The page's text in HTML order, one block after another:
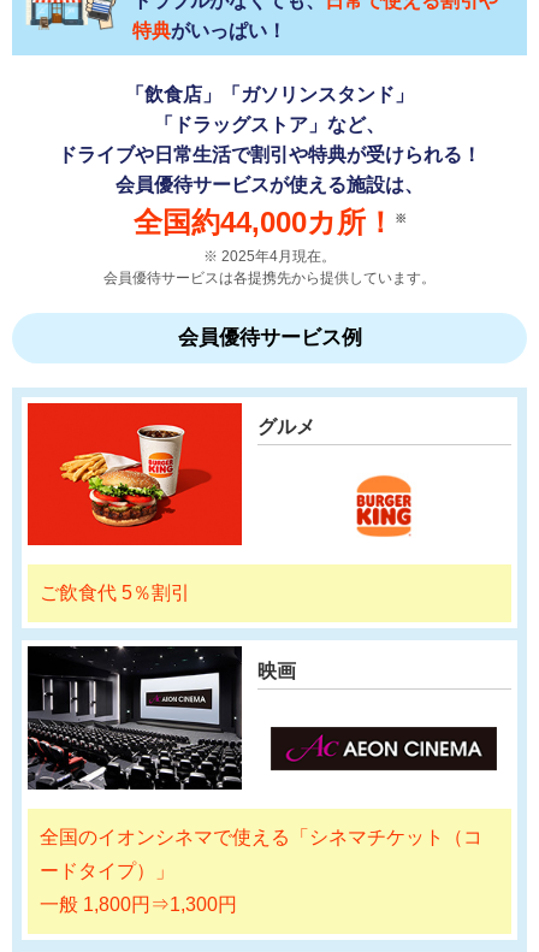
特典がいっぱい！
「飲食店」「ガソリンスタンド」
「ドラッグストア」など、
ドライブや日常生活で割引や特典が受けられる！
会員優待サービスが使える施設は、
全国約44,000カ所！ ※
2025年4月現在。
会員優待サービスは各提携先から提供しています。
会員優待サービス例
グルメ
ご飲食代 5％割引
映画
全国のイオンシネマで使える「シネマチケット（コ
ードタイプ）」
一般 1,800円⇒1,300円